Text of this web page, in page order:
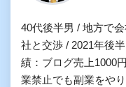
40代後半男 / 地方で
社と交渉 / 2021年後
績：ブログ売上1000
業禁止でも副業をや